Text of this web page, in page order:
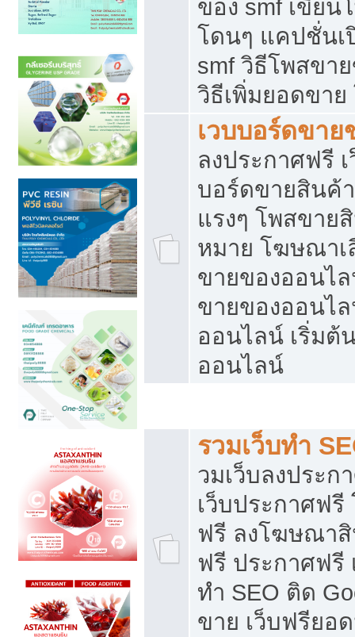
ของ smf เขียน
โดนๆ แคปชั่นเ
smf วิธีโพสขา
วิธีเพิ่มยอดขาย
เวบบอร์ดขา
ลงประกาศฟรี
บอร์ดขายสินค้
แรงๆ โพสขาย
หมาย โฆษณาเ
ขายของออนไ
ขายของออนไ
ออนไลน์ เริ่มต้
ออนไลน์
รวมเว็บทำ
วมเว็บลงประก
เว็บประกาศฟ
ฟรี ลงโฆษณา
ฟรี ประกาศฟรี
ทำ SEO ติด
ขาย เว็บฟรียอ